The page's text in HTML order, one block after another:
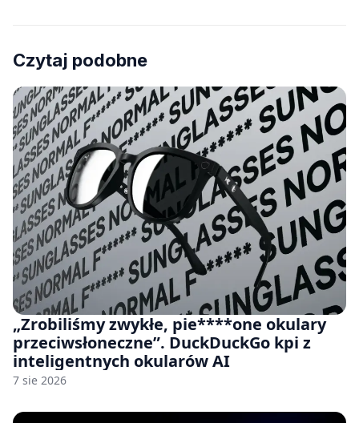
Czytaj podobne
„Zrobiliśmy zwykłe, pie****one okulary
przeciwsłoneczne”. DuckDuckGo kpi z
inteligentnych okularów AI
7 sie 2026